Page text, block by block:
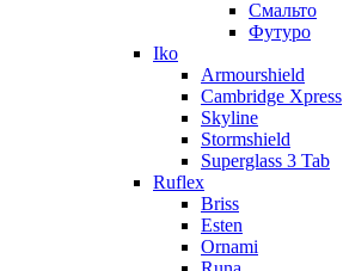
Смальто
Футуро
Iko
Armourshield
Cambridge Xpress
Skyline
Stormshield
Superglass 3 Tab
Ruflex
Briss
Esten
Ornami